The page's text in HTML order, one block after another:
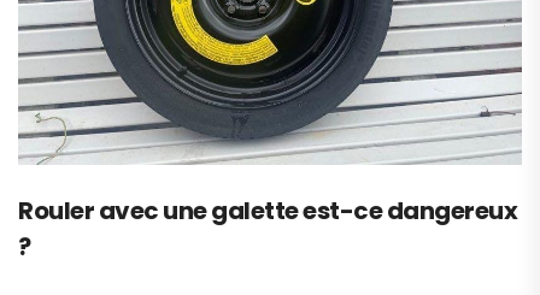
Rouler avec une galette est-ce dangereux
?